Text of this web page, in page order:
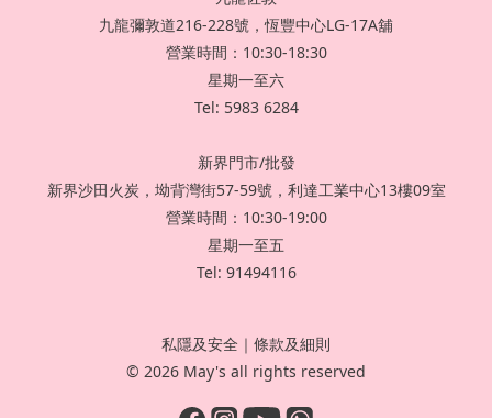
九龍彌敦道216-228號，恆豐中心LG-17A舖
營業時間：10:30-18:30
星期一至六
Tel: 5983 6284
新界門市/批發
新界沙田火炭，坳背灣街57-59號，利達工業中心13樓09室
營業時間：10:30-19:00
星期一至五
Tel: 91494116
私隱及安全 ｜ 條款及細則
© 2026 May's all rights reserved